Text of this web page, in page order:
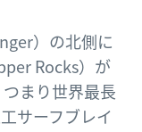
）の北側に
Rocks）が
まり世界最長
サーフブレイ